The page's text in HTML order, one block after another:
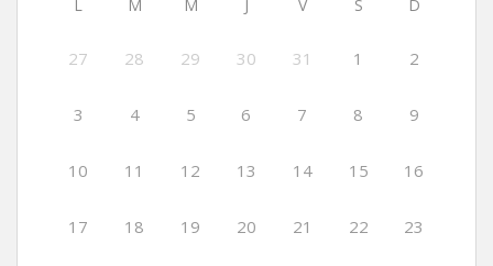
L M M J V S D
27 28 29 30 31 1 2
3 4 5 6 7 8 9
10 11 12 13 14 15 16
17 18 19 20 21 22 23